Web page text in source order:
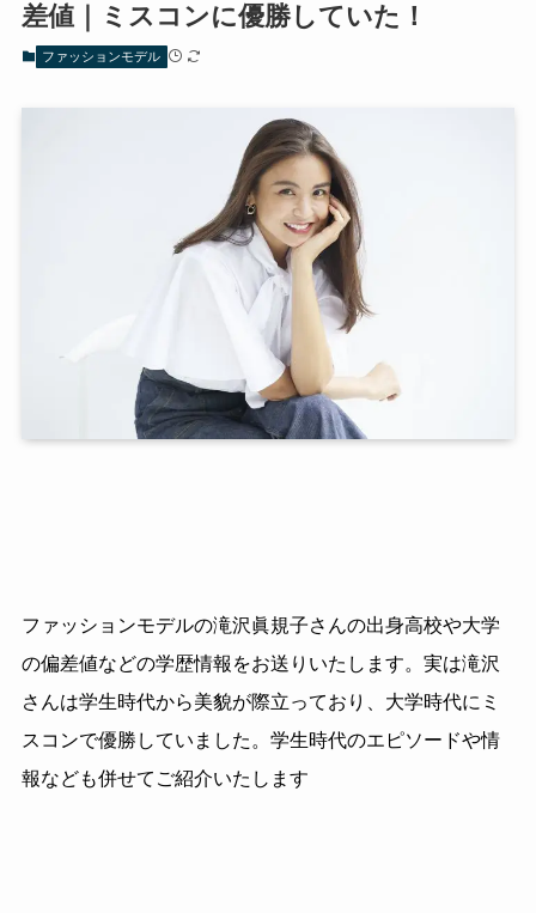
差値｜ミスコンに優勝していた！
ファッションモデル
ファッションモデルの滝沢眞規子さんの出身高校や大学
の偏差値などの学歴情報をお送りいたします。実は滝沢
さんは学生時代から美貌が際立っており、大学時代にミ
スコンで優勝していました。学生時代のエピソードや情
報なども併せてご紹介いたします